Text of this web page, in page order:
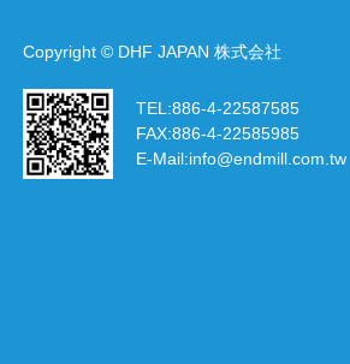
Copyright © DHF JAPAN 株式会社
TEL:886-4-22587585
FAX:886-4-22585985
E-Mail:info@endmill.com.tw